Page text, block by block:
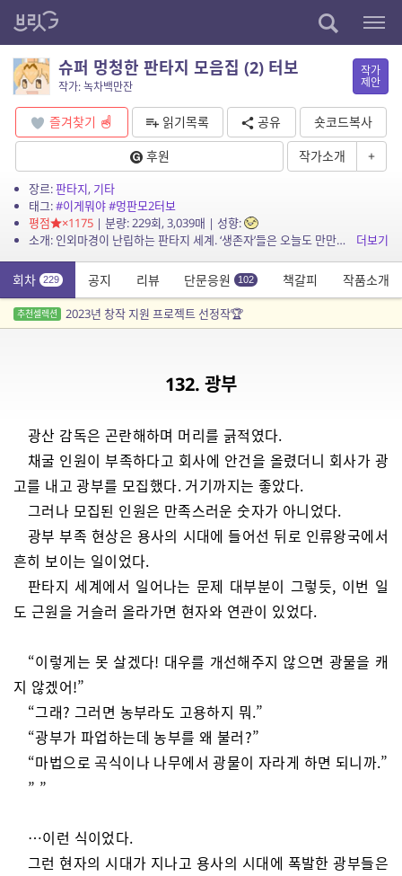
슈퍼 멍청한 판타지 모음집 (2) 터보
작가: 녹차백만잔
작가
제안
즐겨찾기 읽기목록 공유
숏코드복사
후원
작가소개 +
장르:판타지, 기타
태그:#이게뭐야#멍판모2터보
평점
×1175| 분량: 229회, 3,039매 | 성향:
소개: 인외마경이 난립하는 판타지 세계. ‘생존자’들은 오늘도 만만치 않다.
더보기
회차 229 공지 리뷰 단문응원 102 책갈피 작품소개
추천셀렉션 2023년 창작 지원 프로젝트 선정작🏆
132. 광부
광산 감독은 곤란해하며 머리를 긁적였다.
채굴 인원이 부족하다고 회사에 안건을 올렸더니 회사가 광
고를 내고 광부를 모집했다. 거기까지는 좋았다.
그러나 모집된 인원은 만족스러운 숫자가 아니었다.
광부 부족 현상은 용사의 시대에 들어선 뒤로 인류왕국에서
흔히 보이는 일이었다.
판타지 세계에서 일어나는 문제 대부분이 그렇듯, 이번 일
도 근원을 거슬러 올라가면 현자와 연관이 있었다.
“이렇게는 못 살겠다! 대우를 개선해주지 않으면 광물을 캐
지 않겠어!”
“그래? 그러면 농부라도 고용하지 뭐.”
“광부가 파업하는데 농부를 왜 불러?”
“마법으로 곡식이나 나무에서 광물이 자라게 하면 되니까.”
” ”
…이런 식이었다.
그런 현자의 시대가 지나고 용사의 시대에 폭발한 광부들은